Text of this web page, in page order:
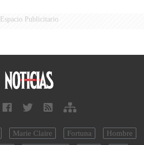
Espacio Publicitario
Marie Claire Fortuna Hombre